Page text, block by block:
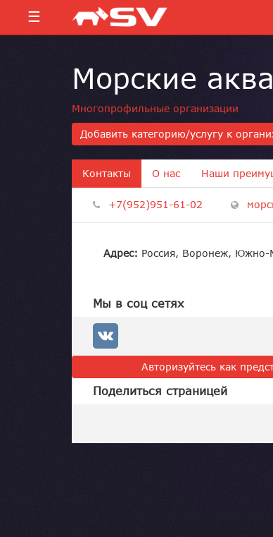
☰
Морские
Многопрофильные организации
Добавить категорию/услугу к
Контакты О нас Наши
+7(952)951-61-02
Адрес: Россия, Воронеж, Южно-
Мы в соц сетях
Авторизуйтесь как
Поделиться страницей